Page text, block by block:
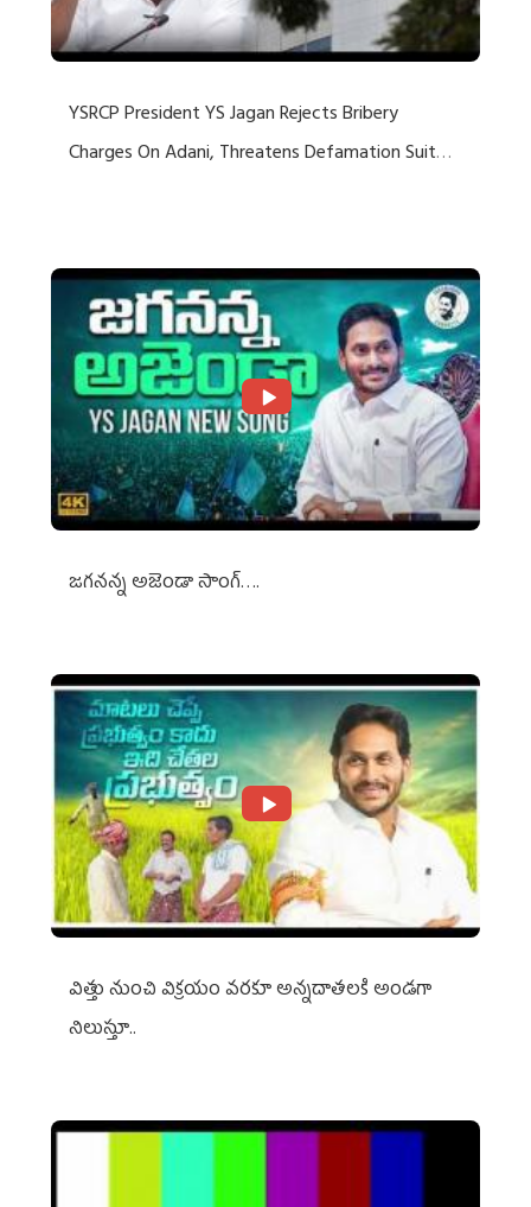
YSRCP President YS Jagan Rejects Bribery
Charges On Adani, Threatens Defamation Suit
జగనన్న అజెండా సాంగ్….
విత్తు నుంచి విక్రయం వరకూ అన్నదాతలకి అండగా
నిలుస్తూ..